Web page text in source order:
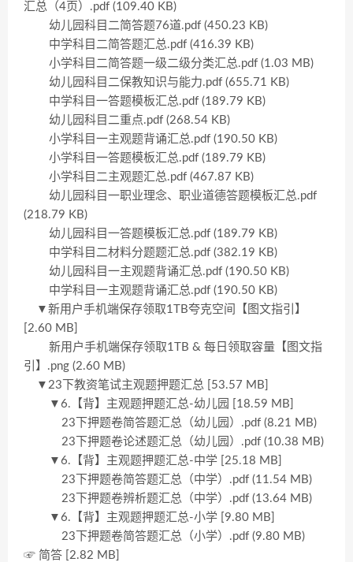
汇总（4页）.pdf (109.40 KB)
幼儿园科目二简答题76道.pdf (450.23 KB)
中学科目二简答题汇总.pdf (416.39 KB)
小学科目二简答题一级二级分类汇总.pdf (1.03 MB)
幼儿园科目二保教知识与能力.pdf (655.71 KB)
中学科目一答题模板汇总.pdf (189.79 KB)
幼儿园科目二重点.pdf (268.54 KB)
小学科目一主观题背诵汇总.pdf (190.50 KB)
小学科目一答题模板汇总.pdf (189.79 KB)
小学科目二主观题汇总.pdf (467.87 KB)
幼儿园科目一职业理念、职业道德答题模板汇总.pdf
(218.79 KB)
幼儿园科目一答题模板汇总.pdf (189.79 KB)
中学科目二材料分题题汇总.pdf (382.19 KB)
幼儿园科目一主观题背诵汇总.pdf (190.50 KB)
中学科目一主观题背诵汇总.pdf (190.50 KB)
▼新用户手机端保存领取1TB夸克空间【图文指引】
[2.60 MB]
新用户手机端保存领取1TB & 每日领取容量【图文指
引】.png (2.60 MB)
▼23下教资笔试主观题押题汇总 [53.57 MB]
▼6.【背】主观题押题汇总-幼儿园 [18.59 MB]
23下押题卷简答题汇总（幼儿园）.pdf (8.21 MB)
23下押题卷论述题汇总（幼儿园）.pdf (10.38 MB)
▼6.【背】主观题押题汇总-中学 [25.18 MB]
23下押题卷简答题汇总（中学）.pdf (11.54 MB)
23下押题卷辨析题汇总（中学）.pdf (13.64 MB)
▼6.【背】主观题押题汇总-小学 [9.80 MB]
23下押题卷简答题汇总（小学）.pdf (9.80 MB)
☞ 简答 [2.82 MB]